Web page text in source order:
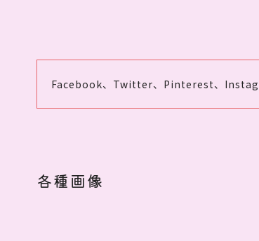
Facebook、Twitter、Pinterest、
各種画像